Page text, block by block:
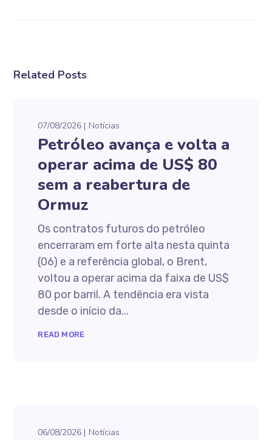
Related Posts
07/08/2026 Notícias
Petróleo avança e volta a
operar acima de US$ 80
sem a reabertura de
Ormuz
Os contratos futuros do petróleo
encerraram em forte alta nesta quinta
(06) e a referência global, o Brent,
voltou a operar acima da faixa de US$
80 por barril. A tendência era vista
desde o início da...
READ MORE
06/08/2026 Notícias